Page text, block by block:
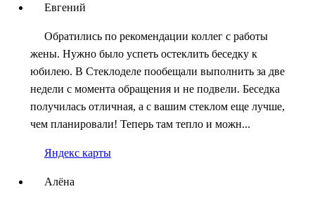
Евгений
Обратились по рекомендации коллег с работы
жены. Нужно было успеть остеклить беседку к
юбилею. В Стеклоделе пообещали выполнить за две
недели с момента обращения и не подвели. Беседка
получилась отличная, а с вашим стеклом еще лучше,
чем планировали! Теперь там тепло и можн...
Яндекс карты
Алёна